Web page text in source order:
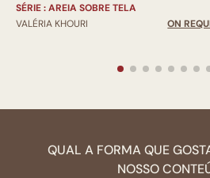
SÉRIE : AREIA SOBRE TELA
VALÉRIA KHOURI
ON
QUAL A FORMA QUE
NOSSO